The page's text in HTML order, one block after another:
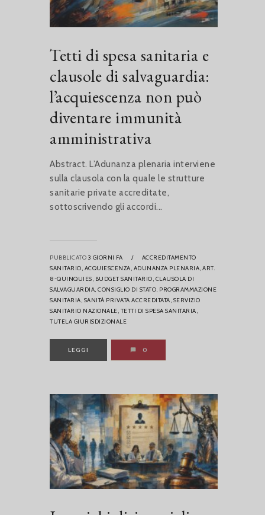
Tetti di spesa sanitaria e
clausole di salvaguardia:
l’acquiescenza non può
diventare immunità
amministrativa
Abstract. L’Adunanza plenaria interviene
sulla clausola con la quale le strutture
sanitarie private accreditate,
sottoscrivendo gli accordi...
PUBBLICATO 3 GIORNI FA /
ACCREDITAMENTO
SANITARIO, ACQUIESCENZA, ADUNANZA PLENARIA, ART.
8-QUINQUIES, BUDGET SANITARIO, CLAUSOLA DI
SALVAGUARDIA, CONSIGLIO DI STATO, PROGRAMMAZIONE
SANITARIA, SANITÀ PRIVATA ACCREDITATA, SERVIZIO
SANITARIO NAZIONALE, TETTI DI SPESA SANITARIA,
TUTELA GIURISDIZIONALE
LEGGI 0